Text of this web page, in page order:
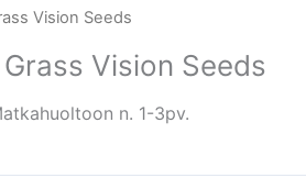
Vision Seeds
Vision Seeds
n. 1-3pv.